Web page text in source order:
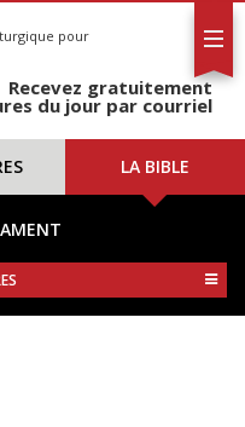
pour
Recevez gratuitement
du jour par courriel
LA BIBLE